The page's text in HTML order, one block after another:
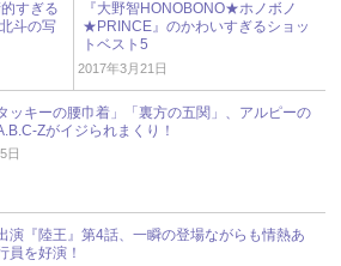
すぎる
斗の写
『大野智HONOBONO★ホノボノ
★PRINCE』のかわいすぎるショッ
トベスト5
2017年3月21日
ッキーの腰巾着」「裏方の五関」、アルピーの
Zがイジられまくり！
日
演『陸王』第4話、一瞬の登場ながらも情熱あ
員を好演！